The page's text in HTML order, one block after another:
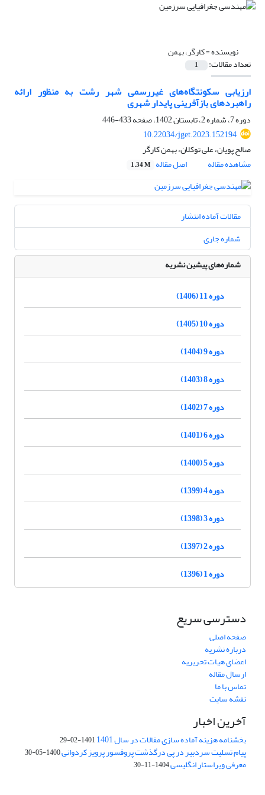
نویسنده =کارگر، بهمن
تعداد مقالات: 1
ارزیابی سکونتگاه‌های غیررسمی شهر رشت به منظور ارائه
راهبردهای بازآفرینی پایدار شهری
دوره 7، شماره 2، تابستان 1402، صفحه
433-446
10.22034/jget.2023.152194
صالح پویان، علی توکلان، بهمن کارگر
مشاهده مقاله
اصل مقاله 1.34 M
مقالات آماده انتشار
شماره جاری
شماره‌های پیشین نشریه
دوره 11 (1406)
دوره 10 (1405)
دوره 9 (1404)
دوره 8 (1403)
دوره 7 (1402)
دوره 6 (1401)
دوره 5 (1400)
دوره 4 (1399)
دوره 3 (1398)
دوره 2 (1397)
دوره 1 (1396)
دسترسی سریع
صفحه اصلی
درباره نشریه
اعضای هیات تحریریه
ارسال مقاله
تماس با ما
نقشه سایت
آخرین اخبار
بخشنامه هزینه آماده سازی مقالات در سال 1401 1401-02-29
پیام تسلیت سردبیر در پی درگذشت پروفسور پرویز کردوانی1400-05-30
معرفی ویراستار انگلیسی1404-11-30